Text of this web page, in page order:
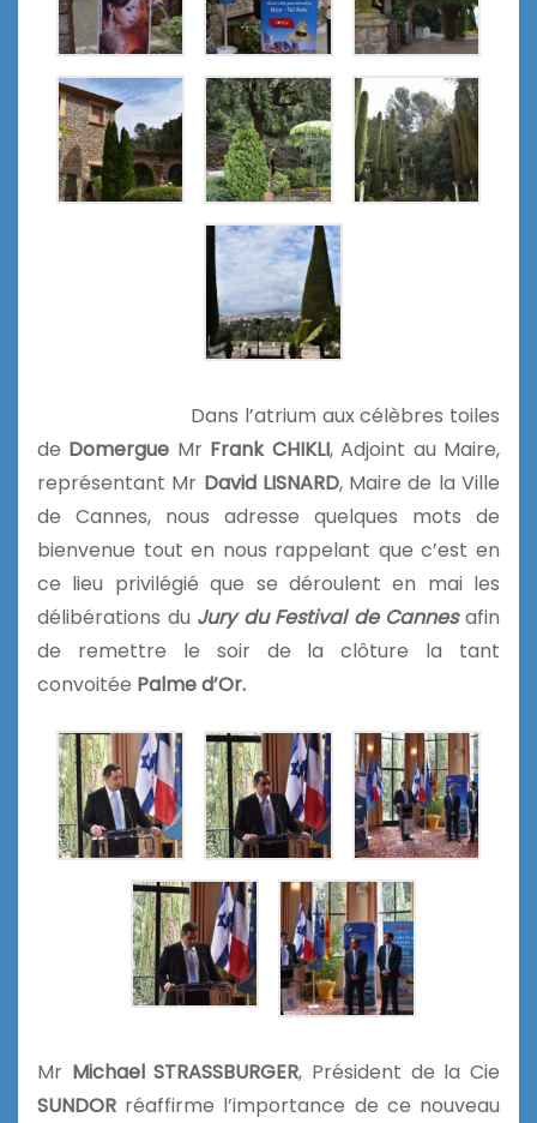
Dans l’atrium aux célèbres toiles
de Domergue Mr Frank CHIKLI, Adjoint au Maire,
représentant Mr David LISNARD, Maire de la Ville
de Cannes, nous adresse quelques mots de
bienvenue tout en nous rappelant que c’est en
ce lieu privilégié que se déroulent en mai les
délibérations du Jury du Festival de Cannes afin
de remettre le soir de la clôture la tant
convoitée Palme d’Or.
Mr Michael STRASSBURGER, Président de la Cie
SUNDOR réaffirme l’importance de ce nouveau